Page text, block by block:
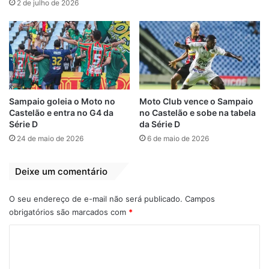
mantivemos com as escolas e as
federações e uma das grandes demandas
era a falta de atividades para este público
por conta das restrições sanitárias. Este
ano, com a liberação dos eventos pelos
órgãos de saúde, planejamos e
realizaremos os jogos com sucesso”,
pontuou o secretário da Semdel, Ricardo
Diniz.
2 de julho de 2026
Sampaio goleia o Moto no
Castelão e entra no G4 da
Série D
24 de maio de 2026
Moto Club vence o Sampaio
no Castelão e sobe na tabela
da Série D
6 de maio de 2026
Deixe um comentário
O seu endereço de e-mail não será publicado. Campos
obrigatórios são marcados com *